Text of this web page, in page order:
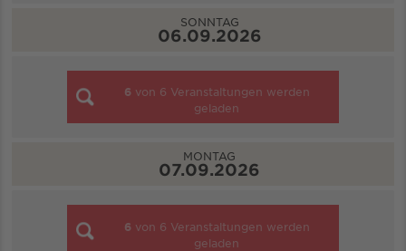
SONNTAG
06.09.2026
6 von 6 Veranstaltungen werden
geladen
MONTAG
07.09.2026
6 von 6 Veranstaltungen werden
geladen